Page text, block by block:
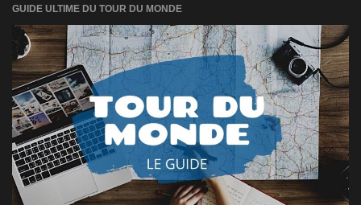
GUIDE ULTIME DU TOUR DU MONDE